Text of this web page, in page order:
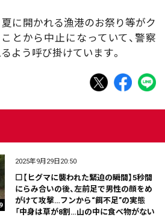
に開かれる漁港のお祭り等がク
とから中止になっていて、警察
よう呼び掛けています。
2025年9月29日20:50
⬜【ヒグマに襲われた緊迫の瞬間】5秒間
にらみ合いの後、左前足で男性の顔をめ
がけて攻撃…フンから“餌不足”の実態
「中身は草が8割…山の中に食べ物がない